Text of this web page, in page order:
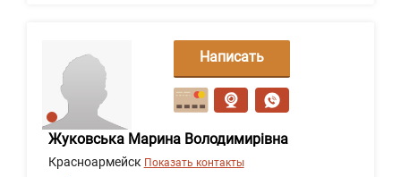
Жуковська Марина Володимирівна
Красноармейск Показать контакты
Написать
сообщение